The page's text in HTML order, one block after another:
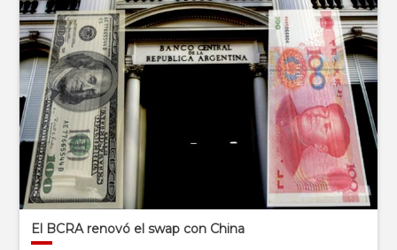
El BCRA renovó el swap con China